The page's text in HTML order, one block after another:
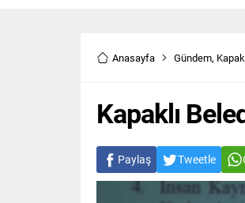
Anasayfa Gündem,
Kapaklı
Paylaş Tweetle